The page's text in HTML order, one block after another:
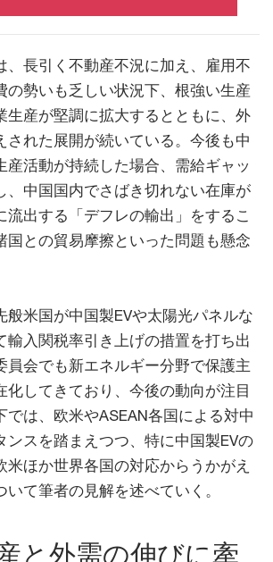
、長引く不動産不況に加え、雇用不
の勢いも乏しい状況下、根強い生産
生産が堅調に拡大するとともに、外
された展開が続いている。今後も中
産活動が持続した場合、需給ギャッ
、中国国内でさばき切れない在庫が
流出する「デフレの輸出」をするこ
国との貿易摩擦といった問題も懸念
般米国が中国製EVや太陽光パネルな
輸入関税率引き上げの措置を打ち出
員会でも新エネルギー分野で保護主
化してきており、今後の動向が注目
では、欧米やASEAN各国による対中
ンスを踏まえつつ、特に中国製EVの
米ほか世界各国の対応からうかがえ
いて筆者の見解を述べていく。
と外需の伸びに牽